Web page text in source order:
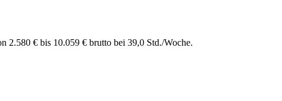
2.580 € bis 10.059 € brutto bei 39,0 Std./Woche.